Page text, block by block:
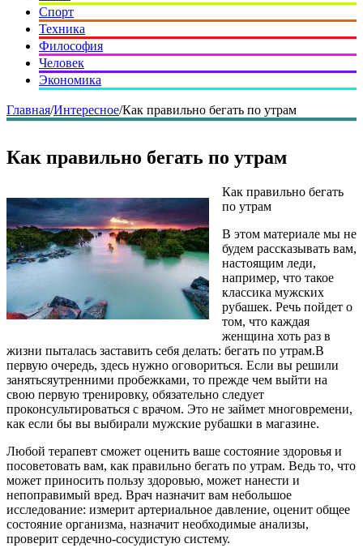
Спорт
Техника
Философия
Человек
Экономика
Главная/Интересное/Как правильно бегать по утрам
Как правильно бегать по утрам
Как правильно бегать
по утрам
В этом материале мы не
будем рассказывать вам,
настоящим леди,
например, что такое
классика мужских
рубашек. Речь пойдет о
том, что каждая
женщина хоть раз в
жизни пыталась заставить себя делать: бегать по утрам.В
первую очередь, здесь нужно оговориться. Если вы решили
занятьсяутренними пробежками, то прежде чем выйти на
свою первую тренировку, обязательно следует
проконсультироваться с врачом. Это не займет многовремени,
как если бы вы выбирали мужские рубашки в магазине.
Любой терапевт сможет оценить ваше состояние здоровья и
посоветовать вам, как правильно бегать по утрам. Ведь то, что
может приносить пользу здоровью, может нанести и
непоправимый вред. Врач назначит вам небольшое
исследование: измерит артериальное давление, оценит общее
состояние организма, назначит необходимые анализы,
проверит сердечно-сосудистую систему.